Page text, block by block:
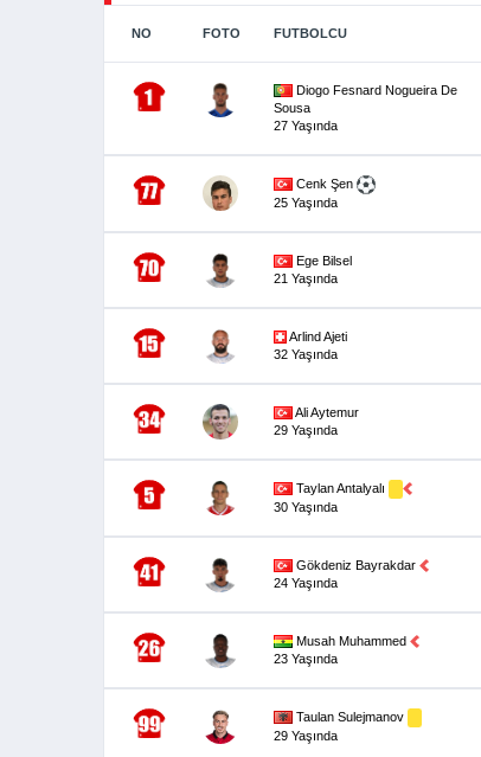
NO FOTO FUTBOLCU
Diogo Fesnard Nogueira De
Sousa
27 Yaşında
Cenk Şen
25 Yaşında
Ege Bilsel
21 Yaşında
Arlind Ajeti
32 Yaşında
Ali Aytemur
29 Yaşında
Taylan Antalyalı
30 Yaşında
Gökdeniz Bayrakdar
24 Yaşında
Musah Muhammed
23 Yaşında
Taulan Sulejmanov
29 Yaşında